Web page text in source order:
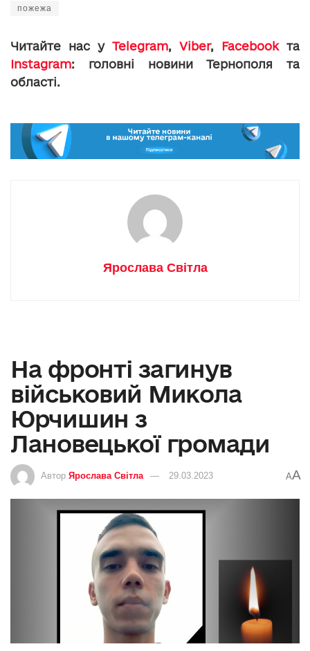
пожежа
Читайте нас у Telegram, Viber, Facebookта
Instagram: головні новини Тернополя та
області.
Ярослава Світла
На фронті загинув
військовий Микола
Юрчишин з
Лановецької громади
Автор Ярослава Світла 29.03.2023 AA